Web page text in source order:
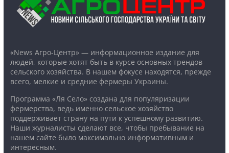
«News Агро-Центр» — информационное издание для
людей, которые хотят быть в курсе основных трендов
сельского хозяйства. В нашем фокусе находятся, прежде
всего, мелкие и средние фермеры Украины.
Программа «Ля Село» создана для популяризации
фермерства, ведь именно сельское хозяйство
поддерживает страну на пути к успешному развитию.
Наши журналисты сделают все, чтобы пребывание на
нашем сайте было максимально информативным и
интересным.